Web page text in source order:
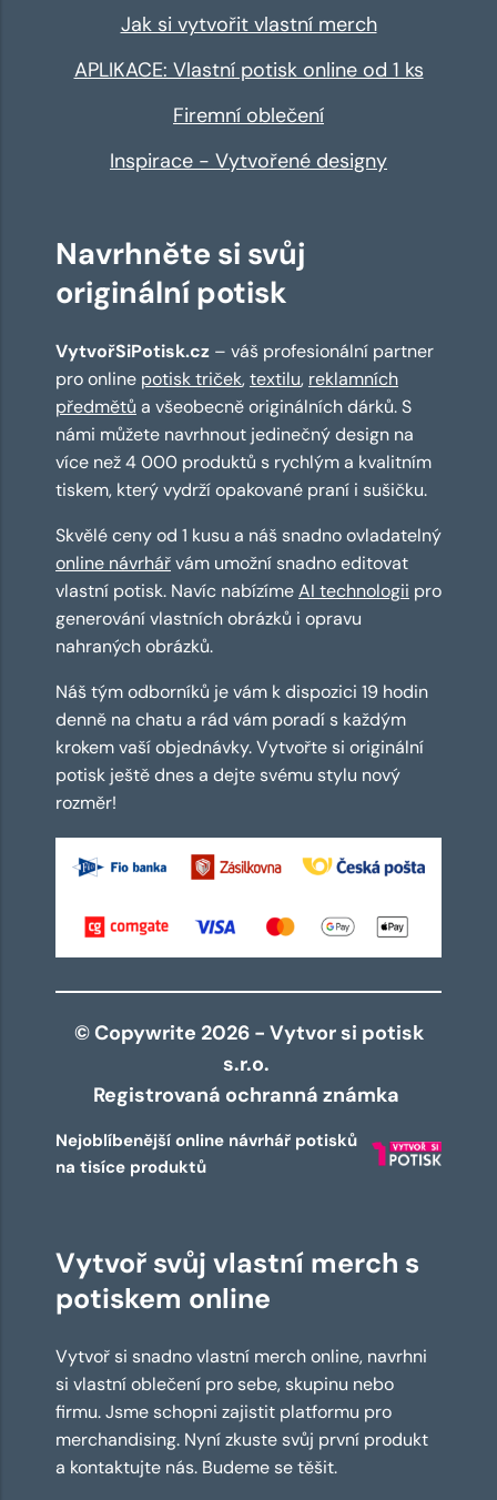
Jak si vytvořit vlastní merch
APLIKACE: Vlastní potisk online od 1 ks
Firemní oblečení
Inspirace - Vytvořené designy
Navrhněte si svůj
originální potisk
VytvořSiPotisk.cz – váš profesionální partner
pro online potisk triček,textilu, reklamních
předmětů a všeobecně originálních dárků. S
námi můžete navrhnout jedinečný design na
více než 4 000 produktů s rychlým a kvalitním
tiskem, který vydrží opakované praní i sušičku.
Skvělé ceny od 1 kusu a náš snadno ovladatelný
online návrhářvám umožní snadno editovat
vlastní potisk. Navíc nabízímeAI technologii pro
generování vlastních obrázků i opravu
nahraných obrázků.
Náš tým odborníků je vám k dispozici 19 hodin
denně na chatu a rád vám poradí s každým
krokem vaší objednávky. Vytvořte si originální
potisk ještě dnes a dejte svému stylu nový
rozměr!
© Copywrite 2026 - Vytvor si potisk
s.r.o.
Registrovaná ochranná známka
Nejoblíbenější online návrhář potisků
na tisíce produktů
Vytvoř svůj vlastní merch s
potiskem online
Vytvoř si snadno vlastní merch online, navrhni
si vlastní oblečení pro sebe, skupinu nebo
firmu. Jsme schopni zajistit platformu pro
merchandising. Nyní zkuste svůj první produkt
a kontaktujte nás. Budeme se těšit.